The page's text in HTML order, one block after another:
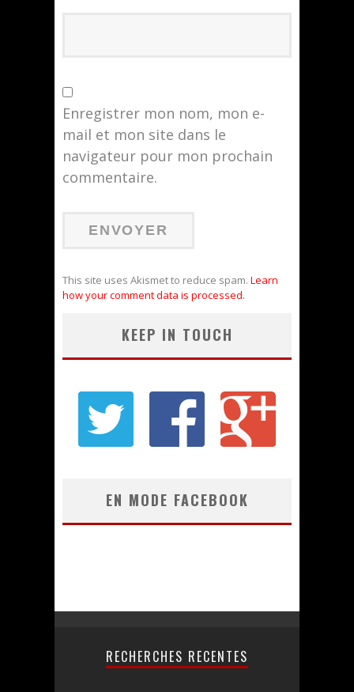
Enregistrer mon nom, mon e-
mail et mon site dans le
navigateur pour mon prochain
commentaire.
This site uses Akismet to reduce spam. Learn
how your comment data is processed.
KEEP IN TOUCH
EN MODE FACEBOOK
RECHERCHES RECENTES